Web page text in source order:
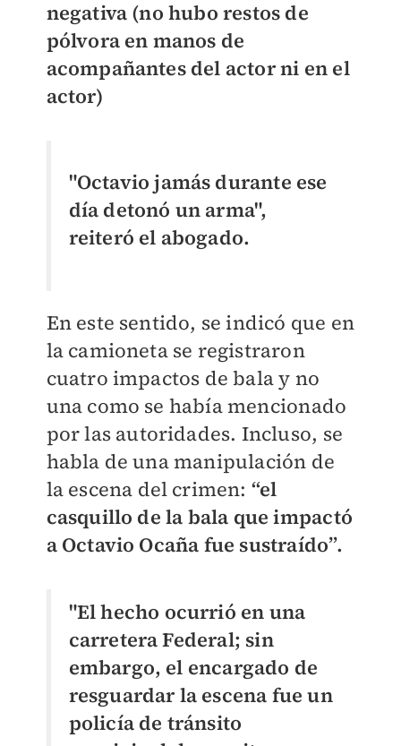
negativa (no hubo restos de
pólvora en manos de
acompañantes del actor ni en el
actor)
"Octavio jamás durante ese
día detonó un arma",
reiteró el abogado.
En este sentido, se indicó que en
la camioneta se registraron
cuatro impactos de bala y no
una como se había mencionado
por las autoridades. Incluso, se
habla de una manipulación de
la escena del crimen: “el
casquillo de la bala que impactó
a Octavio Ocaña fue sustraído”.
"El hecho ocurrió en una
carretera Federal; sin
embargo, el encargado de
resguardar la escena fue un
policía de tránsito